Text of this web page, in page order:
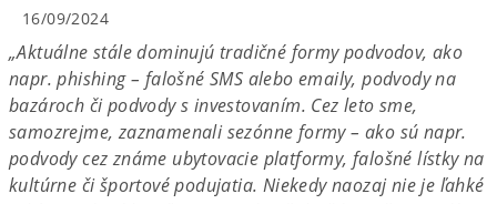
16/09/2024
„Aktuálne stále dominujú tradičné formy podvodov, ako
napr. phishing – falošné SMS alebo emaily, podvody na
bazároch či podvody s investovaním. Cez leto sme,
samozrejme, zaznamenali sezónne formy – ako sú napr.
podvody cez známe ubytovacie platformy, falošné lístky na
kultúrne či športové podujatia. Niekedy naozaj nie je ľahké